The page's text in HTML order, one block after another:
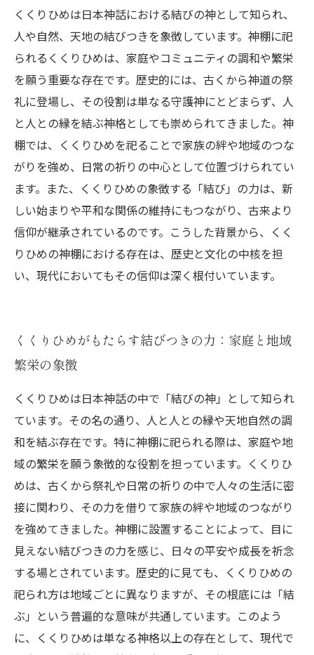
くくりひめは日本神話における結びの神として知られ、
人や自然、天地の結びつきを象徴しています。神棚に祀
られるくくりひめは、家庭やコミュニティの調和や繁栄
を願う重要な存在です。歴史的には、古くから神道の祭
礼に登場し、その役割は単なる守護神にとどまらず、人
と人との縁を結ぶ神格としても崇められてきました。神
棚では、くくりひめを祀ることで家族の絆や地域のつな
がりを強め、日常の祈りの中心として位置づけられてい
ます。また、くくりひめの象徴する「結び」の力は、新
しい始まりや平和な関係の維持にもつながり、古来より
信仰が継承されているのです。こうした背景から、くく
りひめの神棚における存在は、歴史と文化の中核を担
い、現代においてもその信仰は深く根付いています。
くくりひめがもたらす結びつきの力：家庭と地域
繁栄の象徴
くくりひめは日本神話の中で「結びの神」として知られ
ています。その名の通り、人と人との縁や天地自然の調
和を結ぶ存在です。特に神棚に祀られる際は、家庭や地
域の繁栄を願う象徴的な役割を担っています。くくりひ
めは、古くから祭礼や日常の祈りの中で人々の生活に密
接に関わり、その力を借りて家族の絆や地域のつながり
を強めてきました。神棚に設置することによって、目に
見えない結びつきの力を感じ、日々の平安や成長を祈念
する場とされています。歴史的に見ても、くくりひめの
祀られ方は地域ごとに異なりますが、その根底には「結
ぶ」という普遍的な意味が共通しています。このよう
に、くくりひめは単なる神格以上の存在として、現代で